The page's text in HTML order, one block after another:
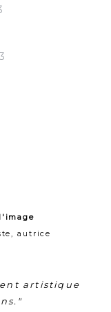
autrice
artistique